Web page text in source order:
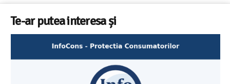
Te-ar putea interesa și